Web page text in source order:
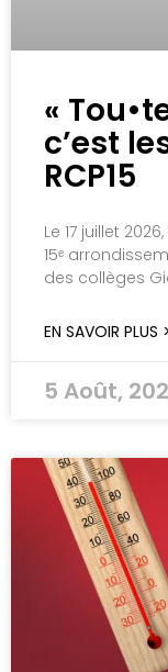
«
c’est
RCP15
Le 17 juillet
15ᵉ
des collèges
EN SAVOIR PLUS
5 Août,